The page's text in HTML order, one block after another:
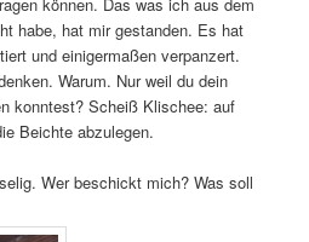
habe, hat mir gestanden. Es hat
und einigermaßen verpanzert.
Warum. Nur weil du dein
konntest? Scheiß Klischee: auf
Beichte abzulegen.
Wer beschickt mich? Was soll